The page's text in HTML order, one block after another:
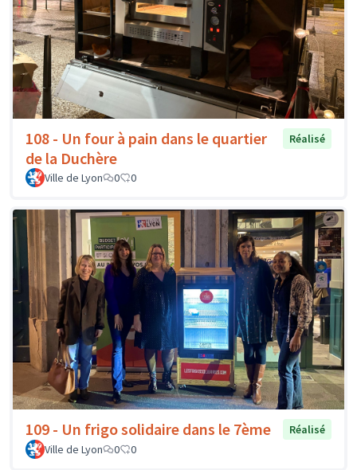
108 - Un four à pain dans le quartier
de la Duchère
Réalisé
Ville de Lyon 0 0
109 - Un frigo solidaire dans le 7ème
Réalisé
Ville de Lyon
0 0